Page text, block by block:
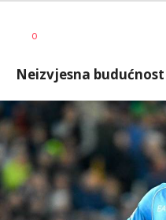
AUTOR
0
Neizvjesna